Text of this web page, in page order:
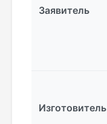
Заявитель
Изготовитель